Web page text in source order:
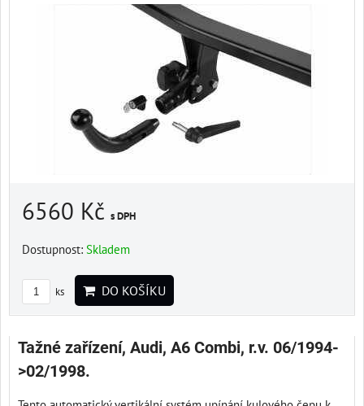
6560 Kč s DPH
Dostupnost: Skladem
ks DO KOŠÍKU
Tažné zařízení, Audi, A6 Combi, r.v. 06/1994-
>02/1998.